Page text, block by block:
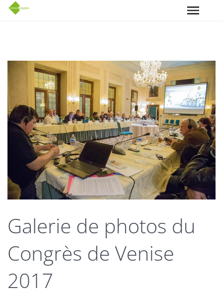
Aller au contenu principal
Galerie de photos du
Congrès de Venise
2017